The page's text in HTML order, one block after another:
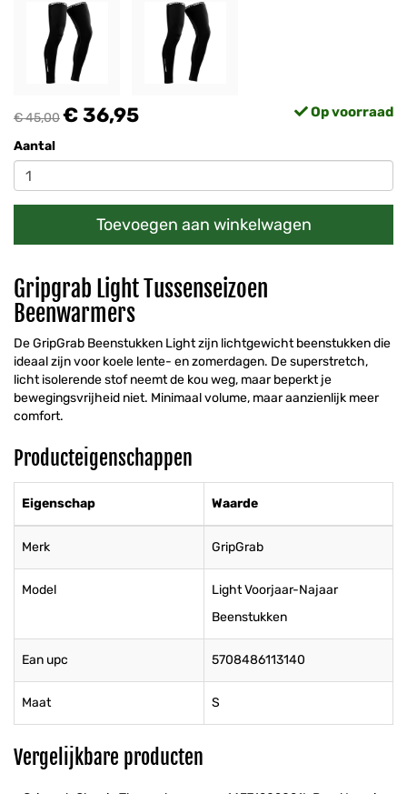
€ 45,00€ 36,95 Op voorraad
Aantal
Toevoegen aan winkelwagen
Gripgrab Light Tussenseizoen
Beenwarmers
De GripGrab Beenstukken Light zijn lichtgewicht beenstukken die
ideaal zijn voor koele lente- en zomerdagen. De superstretch,
licht isolerende stof neemt de kou weg, maar beperkt je
bewegingsvrijheid niet. Minimaal volume, maar aanzienlijk meer
comfort.
Producteigenschappen
Eigenschap Waarde
Merk GripGrab
Model
Light Voorjaar-Najaar
Beenstukken
Ean upc 5708486113140
Maat S
Vergelijkbare producten